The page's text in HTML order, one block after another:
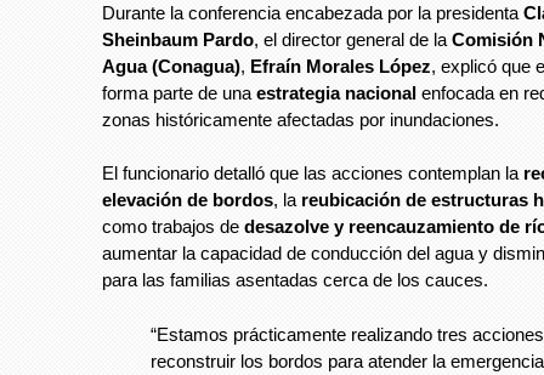
Durante la conferencia encabezada por la presidenta
Sheinbaum Pardo, el director general de la Comisión
Agua (Conagua), Efraín Morales López, explicó que
forma parte de una estrategia nacional enfocada en
zonas históricamente afectadas por inundaciones.
El funcionario detalló que las acciones contemplan la
elevación de bordos, la reubicación de estructuras
como trabajos de desazolve y reencauzamiento de
aumentar la capacidad de conducción del agua y
para las familias asentadas cerca de los cauces.
“Estamos prácticamente realizando tres
reconstruir los bordos para atender la